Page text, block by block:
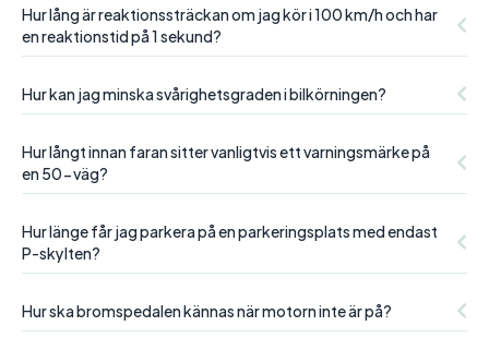
Hur lång är reaktionssträckan om jag kör i 100 km/h och har
en reaktionstid på 1 sekund?
Hur kan jag minska svårighetsgraden i bilkörningen?
Hur långt innan faran sitter vanligtvis ett varningsmärke på
en 50-väg?
Hur länge får jag parkera på en parkeringsplats med endast
P-skylten?
Hur ska bromspedalen kännas när motorn inte är på?